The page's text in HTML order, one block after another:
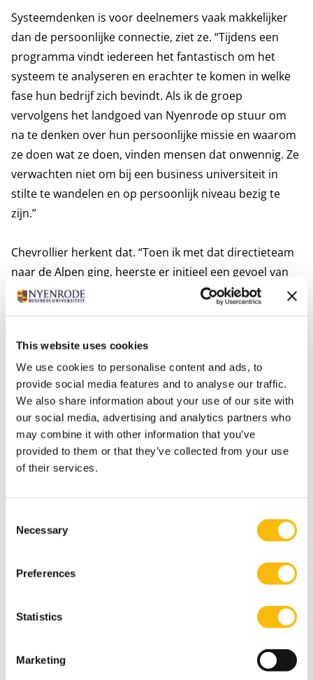
This website uses cookies
We use cookies to personalise content and ads, to
provide social media features and to analyse our traffic.
We also share information about your use of our site with
our social media, advertising and analytics partners who
may combine it with other information that you’ve
provided to them or that they’ve collected from your use
of their services.
Selection
Necessary
Preferences
Statistics
Marketing
Systeemdenken is voor deelnemers vaak makkelijker
dan de persoonlijke connectie, ziet ze. “Tijdens een
programma vindt iedereen het fantastisch om het
systeem te analyseren en erachter te komen in welke
fase hun bedrijf zich bevindt. Als ik de groep
vervolgens het landgoed van Nyenrode op stuur om
na te denken over hun persoonlijke missie en waarom
ze doen wat ze doen, vinden mensen dat onwennig. Ze
verwachten niet om bij een business universiteit in
stilte te wandelen en op persoonlijk niveau bezig te
zijn.”
Chevrollier herkent dat. “Toen ik met dat directieteam
naar de Alpen ging, heerste er initieel een gevoel van
ongemak. Het voelde onveilig en niet als iets wat een
vonden de deelnemers de ervaring en de onderlinge
gesprekken. Mensen in het management worden
constant getraind op analytisch denken, vaak in de
scope van het bedrijf. Dat moeten we als het ware
afleren.”
systeemdenken kunnen inzetten om duurzame
aangaan, complexe ketens overzien en
Change
Inc., d.d. 24 februari 2025.